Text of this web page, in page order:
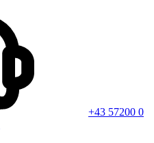
+43 57200 0